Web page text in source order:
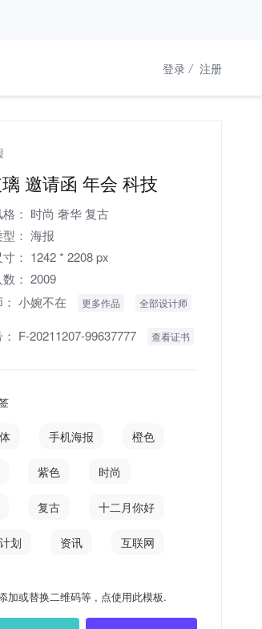
登录 / 注册
邀请函 年会 科技
： 时尚 奢华复古
： 海报
： 1242 * 2208 px
： 2009
小婉不在 更多作品 全部设计师
F-20211207-99637777 查看证书
手机海报 橙色
紫色 时尚
复古 十二月你好
划 资讯 互联网
加或替换二维码等 , 点使用此模板.